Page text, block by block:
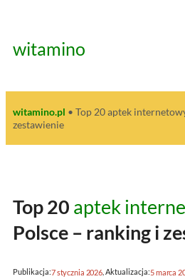
treści
witamino
witamino.pl • Top 20 aptek
zestawienie
Top 20 aptek
Polsce – ranking i
Publikacja:7 stycznia 2026 , Aktualizacja:5 marca